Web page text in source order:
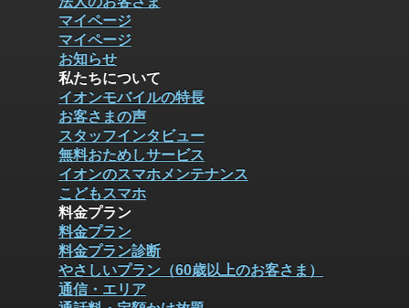
マイページ
マイページ
お知らせ
私たちについて
イオンモバイルの特長
お客さまの声
スタッフインタビュー
無料おためしサービス
イオンのスマホメンテナンス
こどもスマホ
料金プラン
料金プラン
料金プラン診断
やさしいプラン（60歳以上のお客さま）
通信・エリア